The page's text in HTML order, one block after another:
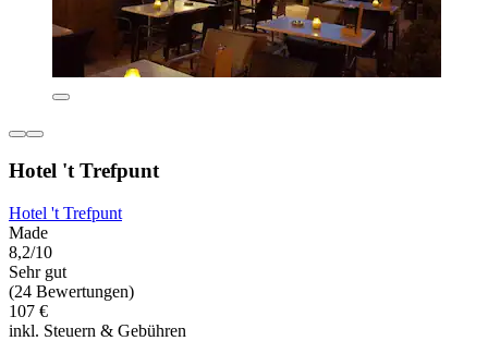
Hotel 't Trefpunt
Hotel 't Trefpunt
Made
8,2/10
Sehr gut
(24 Bewertungen)
107 €
inkl. Steuern & Gebühren